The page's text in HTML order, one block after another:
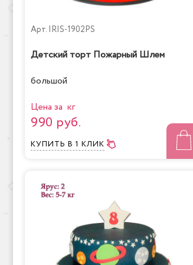
Арт. IRIS-1902PS
Детский торт Пожарный Шлем
большой
Цена за кг
990 руб.
КУПИТЬ В 1 КЛИК